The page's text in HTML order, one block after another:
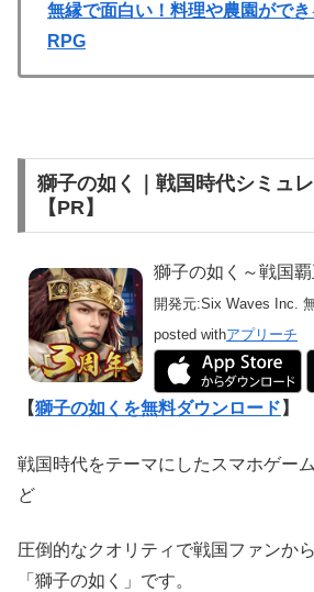
無縁で面白い！料理や農園がで
RPG
獅子の如く｜戦国時代シミュ
【PR】
獅子の如く～戦国覇
開発元:Six Waves Inc.
posted withアプリーチ
【獅子の如くを無料ダウンロード 】
戦国時代をテーマにしたスマホゲー
ど
圧倒的なクオリティで戦国ファンか
「獅子の如く」です。